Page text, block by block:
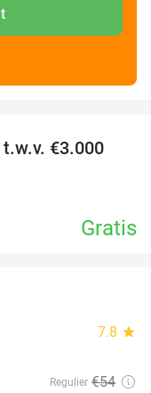
€3.000
Gratis
7.8 star
Regulier €54